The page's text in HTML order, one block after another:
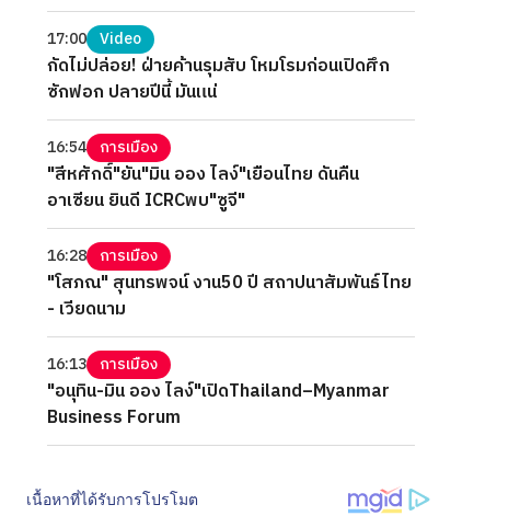
17:00 Video
กัดไม่ปล่อย! ฝ่ายค้านรุมสับ โหมโรมก่อนเปิดศึก
ซักฟอก ปลายปีนี้ มันแน่
16:54 การเมือง
"สีหศักดิ์"ยัน"มิน ออง ไลง์"เยือนไทย ดันคืน
อาเซียน ยินดี ICRCพบ"ซูจี"
16:28 การเมือง
"โสภณ" สุนทรพจน์ งาน50 ปี สถาปนาสัมพันธ์ไทย
- เวียดนาม
16:13 การเมือง
"อนุทิน-มิน ออง ไลง์"เปิดThailand–Myanmar
Business Forum